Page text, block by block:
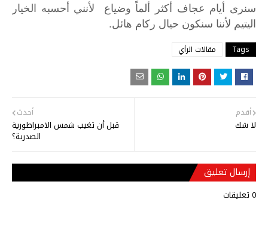
سنرى أيام عجاف أكثر ألماً وضياع لأنني أحسبه الخيار
اليتيم لأننا سنكون حيال ركام هائل.
Tags مقالات الرأي
أحدث
قبل أن تغيب شمس الامبراطورية
الصدرية؟
أقدم
لا شك
إرسال تعليق
0 تعليقات